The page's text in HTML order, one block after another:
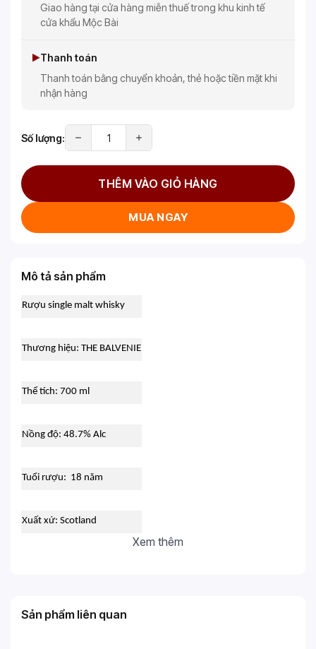
Giao hàng tại cửa hàng miễn thuế trong khu kinh tế
cửa khẩu Mộc Bài
Thanh toán
Thanh toán bằng chuyển khoản, thẻ hoặc tiền mặt khi
nhận hàng
Số lượng:
THÊM VÀO GIỎ HÀNG
MUA NGAY
Mô tả sản phẩm
Rượu single malt whisky
Thương hiệu: THE BALVENIE
Thể tích: 700 ml
Nồng độ: 48.7% Alc
Tuổi rượu: 18 năm
Xuất xứ: Scotland
Xem thêm
Sản phẩm liên quan